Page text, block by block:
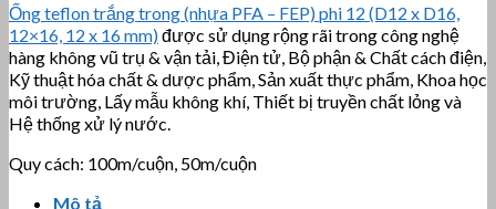
Ống teflon trắng trong (nhựa PFA – FEP) phi 12 (D12 x D16,
12×16, 12 x 16 mm)được sử dụng rộng rãi trong công nghệ
hàng không vũ trụ & vận tải, Điện tử, Bộ phận & Chất cách điện,
Kỹ thuật hóa chất & dược phẩm, Sản xuất thực phẩm, Khoa học
môi trường, Lấy mẫu không khí, Thiết bị truyền chất lỏng và
Hệ thống xử lý nước.
Quy cách: 100m/cuộn, 50m/cuộn
Mô tả